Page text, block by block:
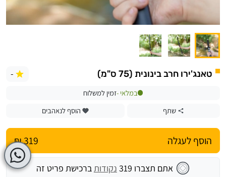
טאנג'ירו חרב בינונית (75 ס"מ) -
במלאי -זמין למשלוח
שתף
הוסף לנאהבים
הוסף לעגלה 319 ₪
אתם תצברו 319 נקודות ברכישת פריט זה